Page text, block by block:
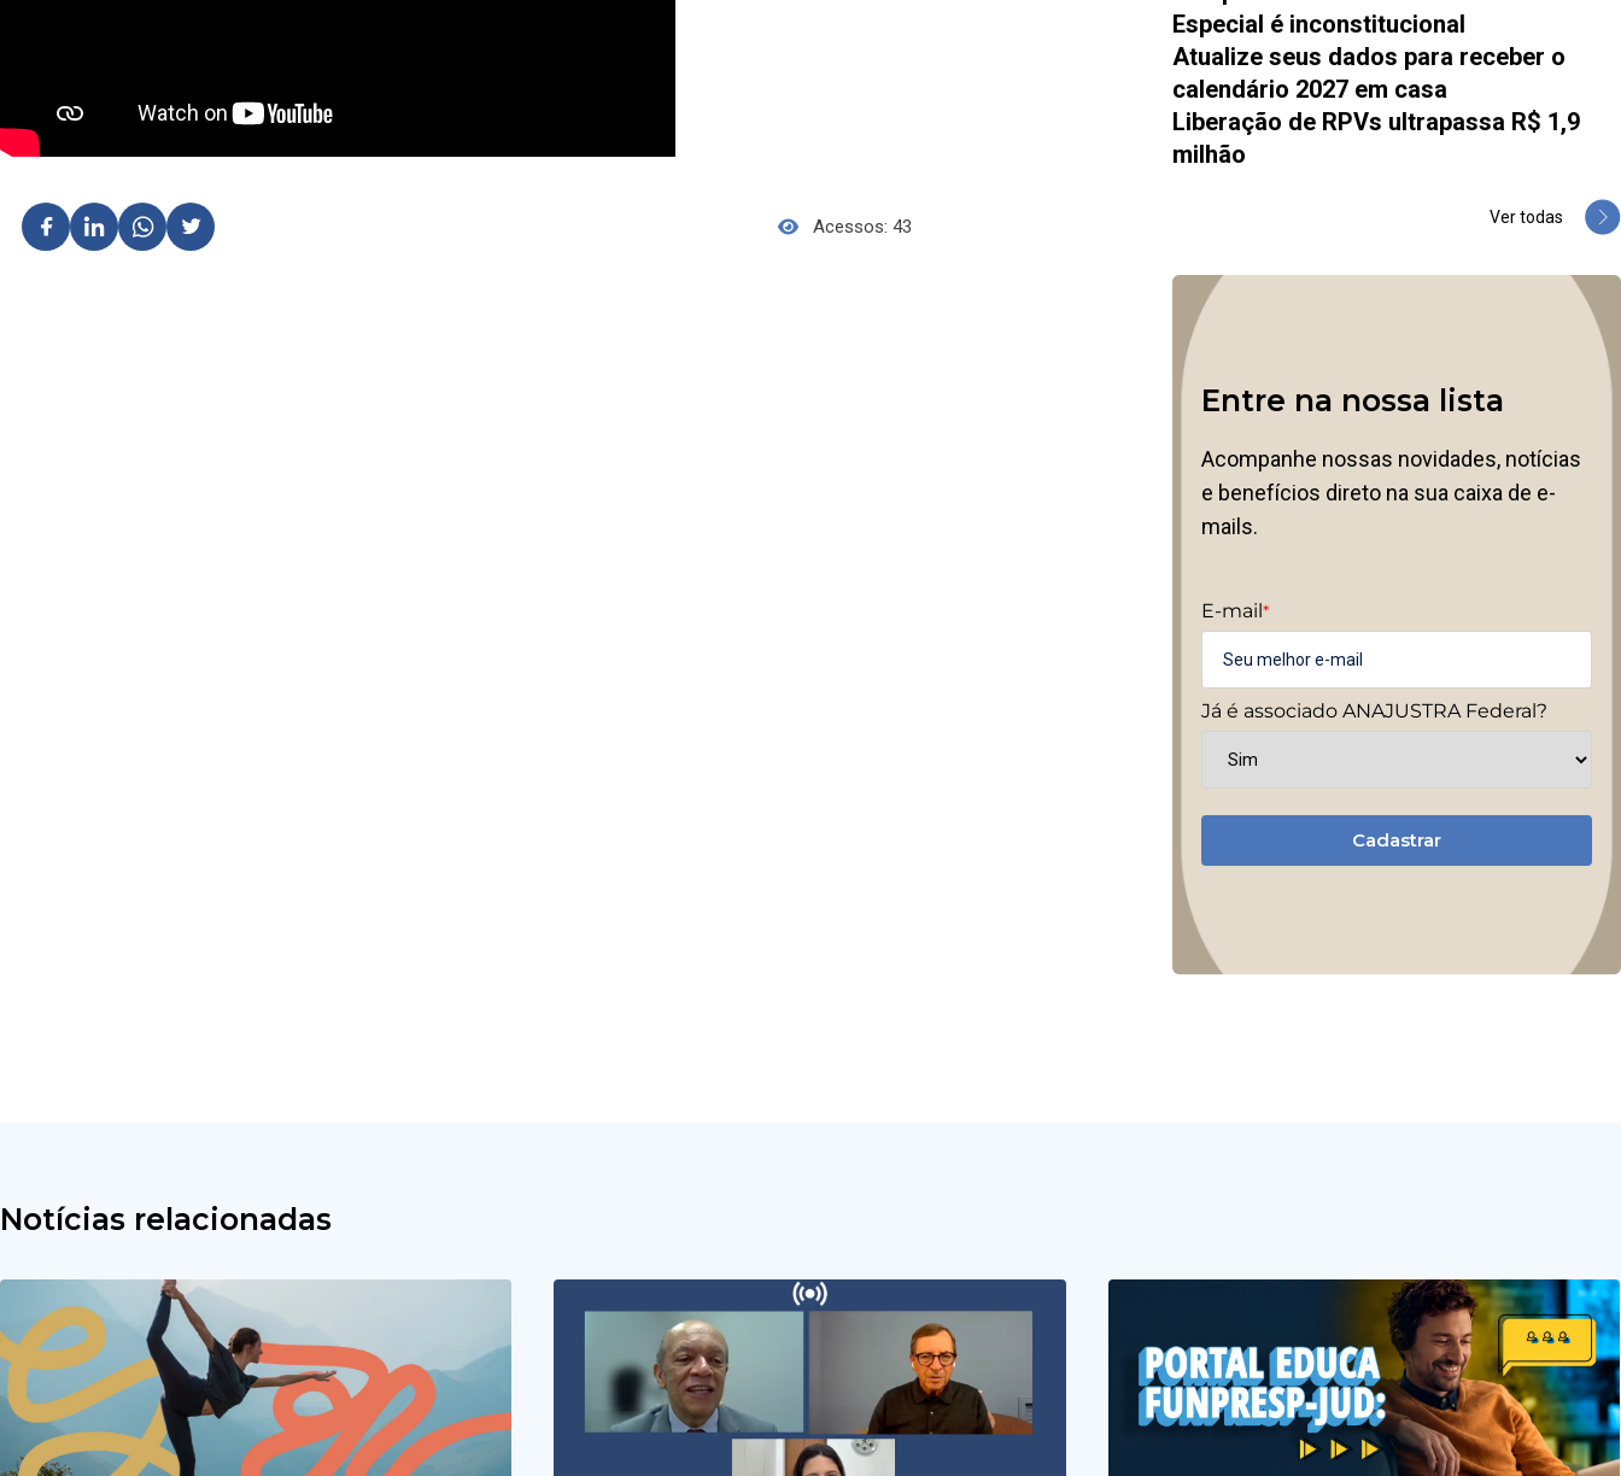
Acessos: 43
Especial é inconstitucional
Atualize seus dados para receber o
calendário 2027 em casa
Liberação de RPVs ultrapassa R$ 1,9
milhão
Ver todas
Entre na nossa lista
Acompanhe nossas novidades, notícias
e benefícios direto na sua caixa de e-
mails.
E-mail *
Já é associado ANAJUSTRA Federal?
Cadastrar
Notícias relacionadas